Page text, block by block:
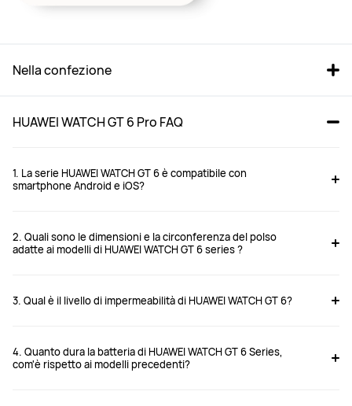
Nella confezione
HUAWEI WATCH GT 6 Pro FAQ
1. La serie HUAWEI WATCH GT 6 è compatibile con
smartphone Android e iOS?
2. Quali sono le dimensioni e la circonferenza del polso
adatte ai modelli di HUAWEI WATCH GT 6 series ?
3. Qual è il livello di impermeabilità di HUAWEI WATCH GT 6?
4. Quanto dura la batteria di HUAWEI WATCH GT 6 Series,
com'è rispetto ai modelli precedenti?